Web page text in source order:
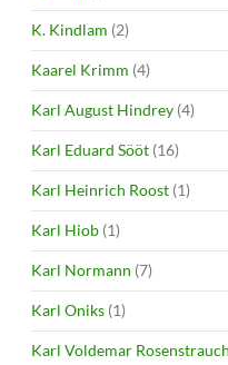
K. Kindlam (2)
Kaarel Krimm (4)
Karl August Hindrey (4)
Karl Eduard Sööt (16)
Karl Heinrich Roost (1)
Karl Hiob (1)
Karl Normann (7)
Karl Oniks (1)
Karl Voldemar Rosenstrauch